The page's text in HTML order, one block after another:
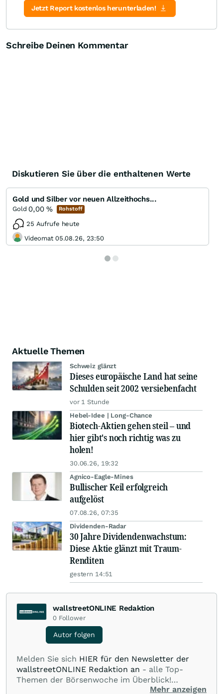
Jetzt Report kostenlos herunterladen!
Schreibe Deinen Kommentar
Diskutieren Sie über die enthaltenen Werte
Gold und Silber vor neuen Allzeithochs...
Gold 0,00 % Rohstoff
25 Aufrufe heute
Videomat 05.08.26, 23:50
Aktuelle Themen
Schweiz glänzt
Dieses europäische Land hat seine
Schulden seit 2002 versiebenfacht
vor 1 Stunde
Hebel-Idee | Long-Chance
Biotech-Aktien gehen steil – und
hier gibt's noch richtig was zu
holen!
30.06.26, 19:32
Agnico-Eagle-Mines
Bullischer Keil erfolgreich
aufgelöst
07.08.26, 07:35
Dividenden-Radar
30 Jahre Dividendenwachstum:
Diese Aktie glänzt mit Traum-
Renditen
gestern 14:51
wallstreetONLINE Redaktion
0 Follower
Autor folgen
Melden Sie sich HIER für den Newsletter der
wallstreetONLINE Redaktion an - alle Top-
Themen der Börsenwoche im Überblick!
Verpassen Sie kein wichtiges Anleger-Thema!Für
Mehr anzeigen